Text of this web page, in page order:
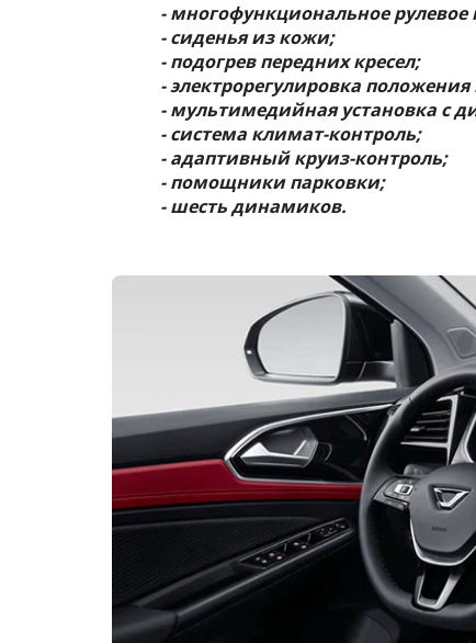
- многофункциональное рулевое
- сиденья из кожи;
- подогрев передних кресел;
- электрорегулировка
- мультимедийная установка с
- система климат-контроль;
- адаптивный круиз-контроль;
- помощники парковки;
- шесть динамиков.